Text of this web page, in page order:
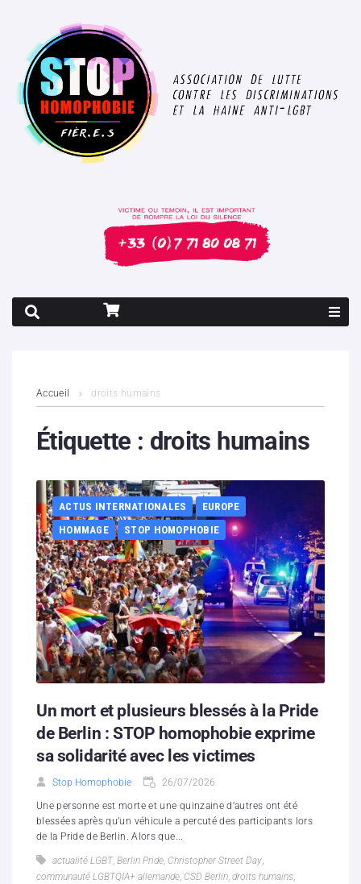
Contenus litigieux
Boutique
Partenaires
Contacts
Hébergement solidaire
Accueil droits humains
Étiquette : droits humains
ACTUS INTERNATIONALES
EUROPE
HOMMAGE
STOP HOMOPHOBIE
Un mort et plusieurs blessés à la Pride
de Berlin : STOP homophobie exprime
sa solidarité avec les victimes
Stop Homophobie 26/07/2026
Une personne est morte et une quinzaine d’autres ont été
blessées après qu’un véhicule a percuté des participants lors
de la Pride de Berlin. Alors que...
actualité LGBT, Berlin Pride, Christopher Street Day,
communauté LGBTQIA+ allemande, CSD Berlin, droits humains,